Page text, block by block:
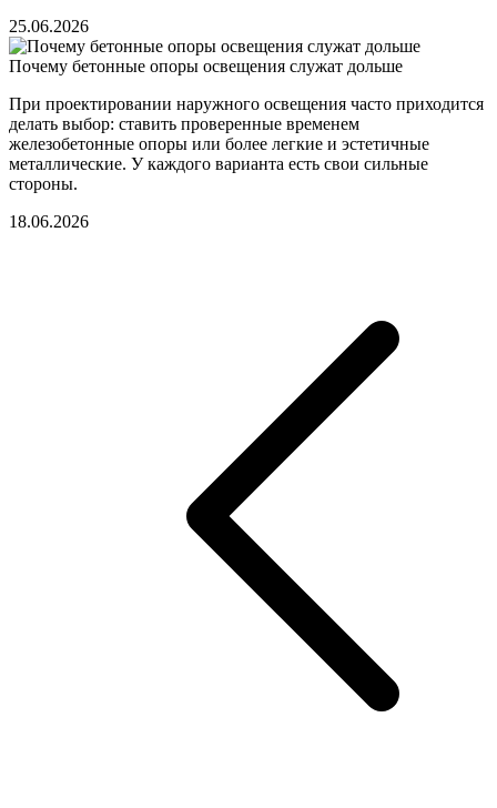
25.06.2026
Почему бетонные опоры освещения служат дольше
При проектировании наружного освещения часто приходится
делать выбор: ставить проверенные временем
железобетонные опоры или более легкие и эстетичные
металлические. У каждого варианта есть свои сильные
стороны.
18.06.2026